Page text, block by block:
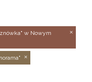
w Nowym